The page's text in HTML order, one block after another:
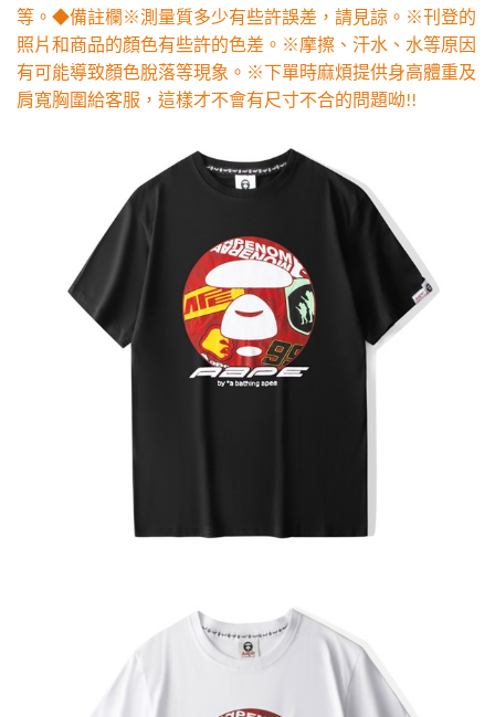
等。◆備註欄※測量質多少有些許誤差，請見諒。※刊登的
照片和商品的顏色有些許的色差。※摩擦、汗水、水等原因
有可能導致顏色脫落等現象。※下單時麻煩提供身高體重及
肩寬胸圍給客服，這樣才不會有尺寸不合的問題呦!!